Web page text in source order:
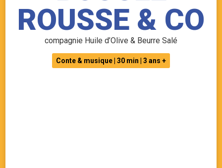
ROUSSE & CO
compagnie Huile d’Olive & Beurre Salé
Conte & musique | 30 min | 3 ans +